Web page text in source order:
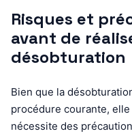
Risques et
avant de
désobturation
Bien que la
procédure courante,
nécessite des